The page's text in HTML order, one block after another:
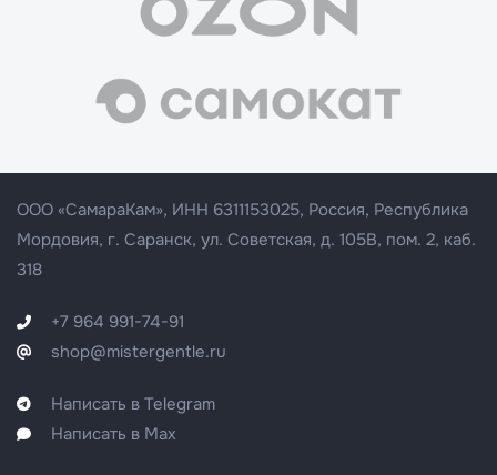
ООО «СамараКам», ИНН 6311153025, Россия, Республика
Мордовия, г. Саранск, ул. Советская, д. 105В, пом. 2, каб.
318
+7 964 991-74-91
shop@mistergentle.ru
Написать в Telegram
Написать в Max